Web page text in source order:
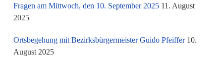
Fragen am Mittwoch, den 10. September 2025 11. August
2025
Ortsbegehung mit Bezirksbürgermeister Guido Pfeiffer 10.
August 2025